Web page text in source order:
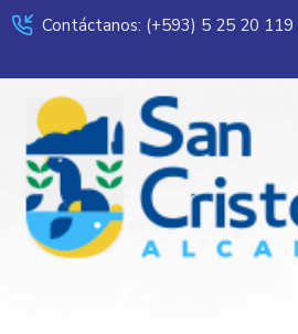
Contáctanos: (+593) 5 25 20 119
Servicios
Municipalidad
Mi
Ciudad
Transparencia